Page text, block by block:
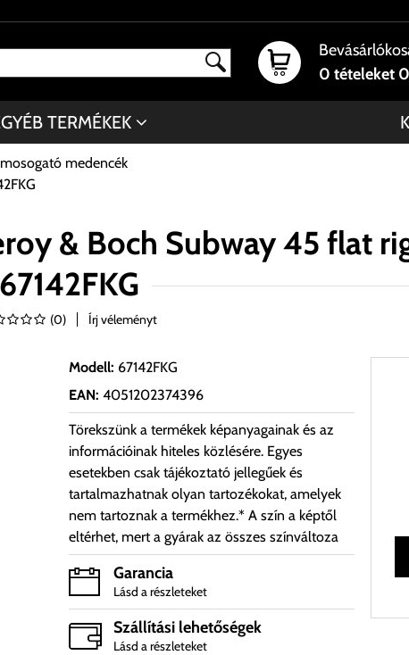
0 tételeket
TERMÉKEK
medencék
& Boch Subway 45 flat
67142FKG
(0) Írj véleményt
Modell: 67142FKG
EAN: 4051202374396
Törekszünk a termékek képanyagainak és az
információinak hiteles közlésére. Egyes
esetekben csak tájékoztató jellegűek és
tartalmazhatnak olyan tartozékokat, amelyek
nem tartoznak a termékhez.* A szín a képtől
eltérhet, mert a gyárak az összes színváltoza
Garancia
Lásd a részleteket
Szállítási lehetőségek
Lásd a részleteket